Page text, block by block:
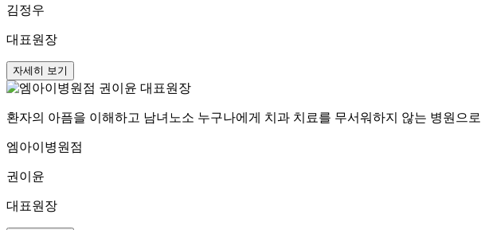
김정우
대표원장
자세히 보기
환자의 아픔을 이해하고 남녀노소 누구나에게 치과 치료를 무서워하지 않는 병원으
엠아이병원점
권이윤
대표원장